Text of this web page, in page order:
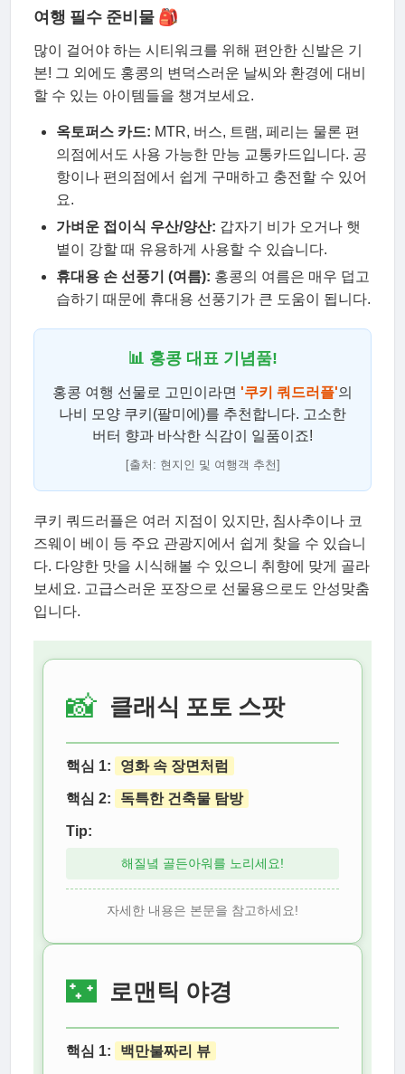
여행 필수 준비물 🎒
많이 걸어야 하는 시티워크를 위해 편안한 신발은 기
본! 그 외에도 홍콩의 변덕스러운 날씨와 환경에 대비
할 수 있는 아이템들을 챙겨보세요.
옥토퍼스 카드: MTR, 버스, 트램, 페리는 물론 편
의점에서도 사용 가능한 만능 교통카드입니다. 공
항이나 편의점에서 쉽게 구매하고 충전할 수 있어
요.
가벼운 접이식 우산/양산: 갑자기 비가 오거나 햇
볕이 강할 때 유용하게 사용할 수 있습니다.
휴대용 손 선풍기 (여름): 홍콩의 여름은 매우 덥고
습하기 때문에 휴대용 선풍기가 큰 도움이 됩니다.
📊 홍콩 대표 기념품!
홍콩 여행 선물로 고민이라면 '쿠키 쿼드러플'의
나비 모양 쿠키(팔미에)를 추천합니다. 고소한
버터 향과 바삭한 식감이 일품이죠!
[출처: 현지인 및 여행객 추천]
쿠키 쿼드러플은 여러 지점이 있지만, 침사추이나 코
즈웨이 베이 등 주요 관광지에서 쉽게 찾을 수 있습니
다. 다양한 맛을 시식해볼 수 있으니 취향에 맞게 골라
보세요. 고급스러운 포장으로 선물용으로도 안성맞춤
입니다.
📸 클래식 포토 스팟
핵심 1: 영화 속 장면처럼
핵심 2: 독특한 건축물 탐방
Tip:
해질녘 골든아워를 노리세요!
자세한 내용은 본문을 참고하세요!
🌃 로맨틱 야경
핵심 1: 백만불짜리 뷰